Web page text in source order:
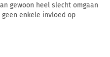
gewoon heel slecht omgaan
enkele invloed op